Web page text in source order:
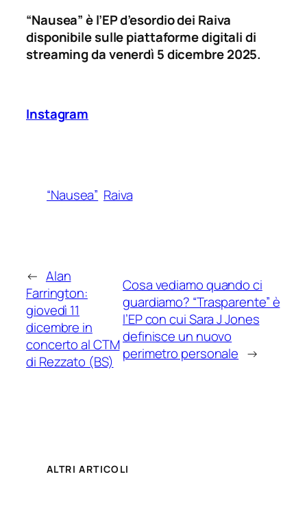
“Nausea” è l’EP d’esordio dei Raiva
disponibile sulle piattaforme digitali di
streaming da venerdì 5 dicembre 2025.
Instagram
“Nausea” Raiva
← Alan
Farrington:
giovedì 11
dicembre in
concerto al CTM
di Rezzato (BS)
Cosa vediamo quando ci
guardiamo? “Trasparente” è
l’EP con cui Sara J Jones
definisce un nuovo
perimetro personale →
ALTRI ARTICOLI